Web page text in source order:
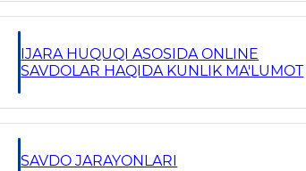
IJARA HUQUQI ASOSIDA ONLINE
SAVDOLAR HAQIDA KUNLIK MA'LUMOT
SAVDO JARAYONLARI